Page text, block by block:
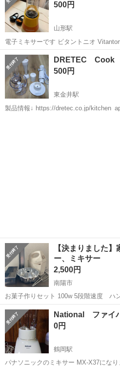
500円
山形駅
電子ミキサーです ビタントニオ
山形 山形市
DRETEC Cook
500円
東金井駅
製品情報↓ https://dretec.co.jp/
【決まりました
ー、ミキサー
2,500円
南陽市
お菓子作りセット 100w 5段階速度 ハンドミキサー スリムパウンド
型 プディング型 15cm 花型 100均 パ
引越して東京に戻るためお譲りします
が...
山形 南陽市
National ファイ
0円
鶴岡駅
パナソニックのミキサー MX-X37にな